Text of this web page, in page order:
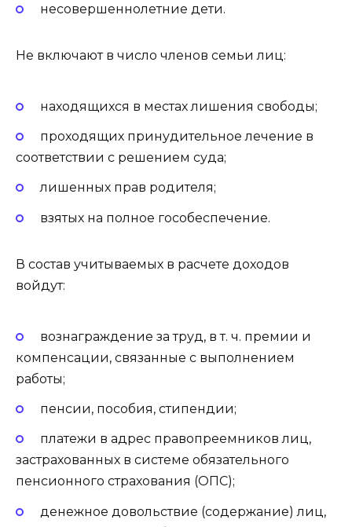
несовершеннолетние дети.
Не включают в число членов семьи лиц:
находящихся в местах лишения свободы;
проходящих принудительное лечение в
соответствии с решением суда;
лишенных прав родителя;
взятых на полное гособеспечение.
В состав учитываемых в расчете доходов
войдут:
вознаграждение за труд, в т. ч. премии и
компенсации, связанные с выполнением
работы;
пенсии, пособия, стипендии;
платежи в адрес правопреемников лиц,
застрахованных в системе обязательного
пенсионного страхования (ОПС);
денежное довольствие (содержание) лиц,